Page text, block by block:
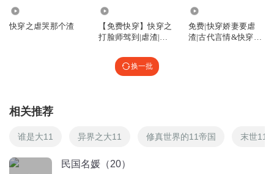
快穿之虐哭那个渣
【免费快穿】快穿之
打脸师驾到|虐渣|反
免费|快穿娇妻要虐
渣|古代言情&快穿&
换一批
相关推荐
谁是大11 异界之大11 修真世界的11帝国 末世11
民国名媛（20）